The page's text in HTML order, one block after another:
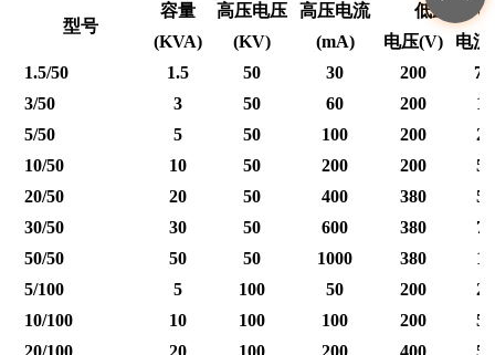
型号
容量 高压电压 高压电流
低压输入
(KVA)
(KV) (mA) 电压(V) 电流
1.5/50
1.5 50 30 200
7.5
3/50
3 50 60 200
15
5/50
5 50 100 200
25
10/50
10 50 200 200
50
20/50
20 50 400 380
53
30/50
30 50 600 380
79
50/50
50 50 1000 380
12
5/100
5 100 50 200
25
10/100
10 100 100 200
50
20/100
20 100 200 400
50